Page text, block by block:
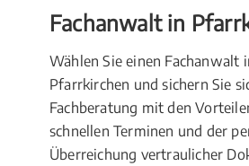
Fachanwalt in
Wählen Sie einen Fachanwalt
Pfarrkirchen und sichern Sie
Fachberatung mit den
schnellen Terminen und der
Überreichung vertraulicher